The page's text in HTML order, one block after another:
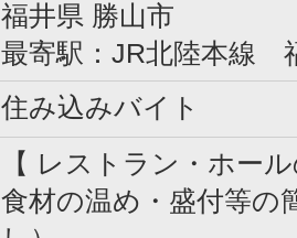
福井県 勝山市
最寄駅：JR北陸本線
住み込みバイト
【 レストラン・ホー
食材の温め・盛付等の